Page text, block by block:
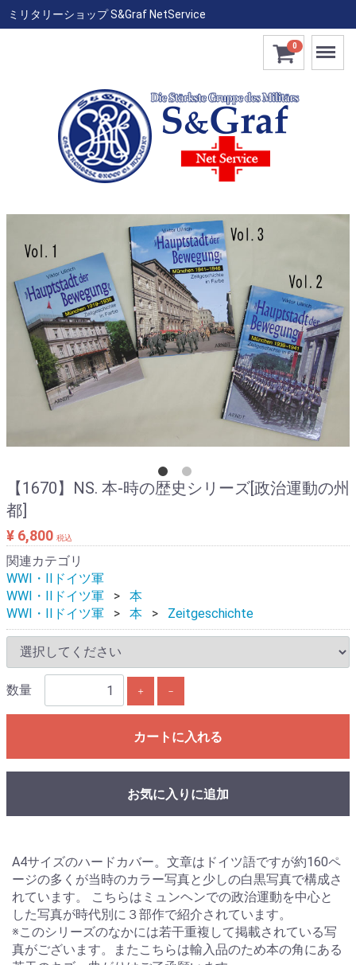
ミリタリーショップ S&Graf NetService
0 Menu
【1670】NS. 本-時の歴史シリーズ[政治運動の州
都]
¥ 6,800 税込
関連カテゴリ
WWI・IIドイツ軍
WWI・IIドイツ軍
本
WWI・IIドイツ軍
本 Zeitgeschichte
数量 ＋ －
カートに入れる
お気に入りに追加
A4サイズのハードカバー。文章はドイツ語ですが約160ペ
ージの多くが当時のカラー写真と少しの白黒写真で構成さ
れています。 こちらはミュンヘンでの政治運動を中心と
した写真が時代別に３部作で紹介されています。
※このシリーズのなかには若干重複して掲載されている写
真がございます。またこちらは輸入品のため本の角にある